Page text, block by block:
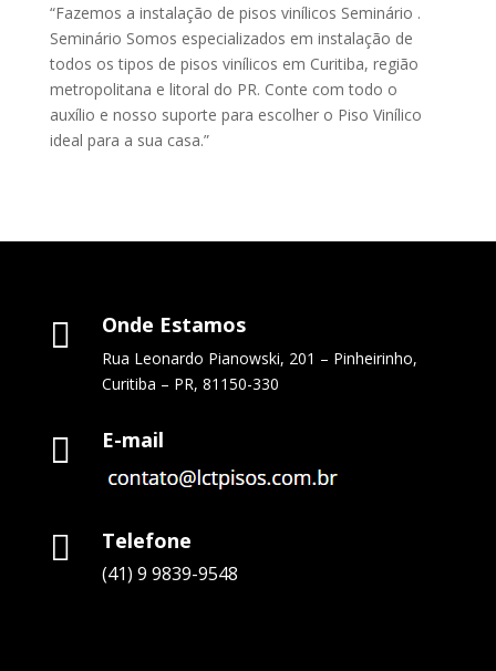
“Fazemos a instalação de pisos vinílicos Seminário .
Seminário Somos especializados em instalação de
todos os tipos de pisos vinílicos em Curitiba, região
metropolitana e litoral do PR. Conte com todo o
auxílio e nosso suporte para escolher o Piso Vinílico
ideal para a sua casa.”
 Onde Estamos
Rua Leonardo Pianowski, 201 – Pinheirinho,
Curitiba – PR, 81150-330
 E-mail
 Telefone
(41) 9 9839-9548